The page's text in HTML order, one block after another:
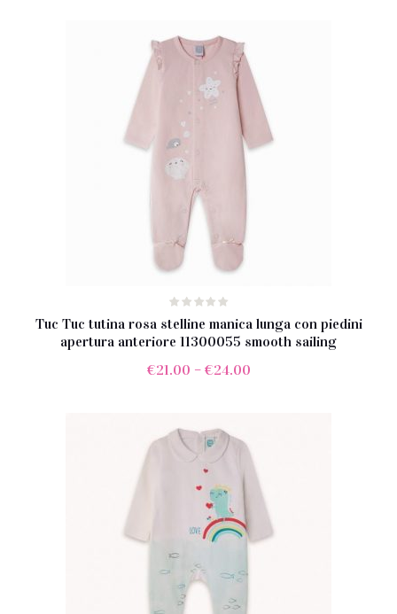
era:
€11.00.
è:
€8.00.
Tuc Tuc tutina rosa stelline manica lunga con piedini
apertura anteriore 11300055 smooth sailing
€21.00 – €24.00